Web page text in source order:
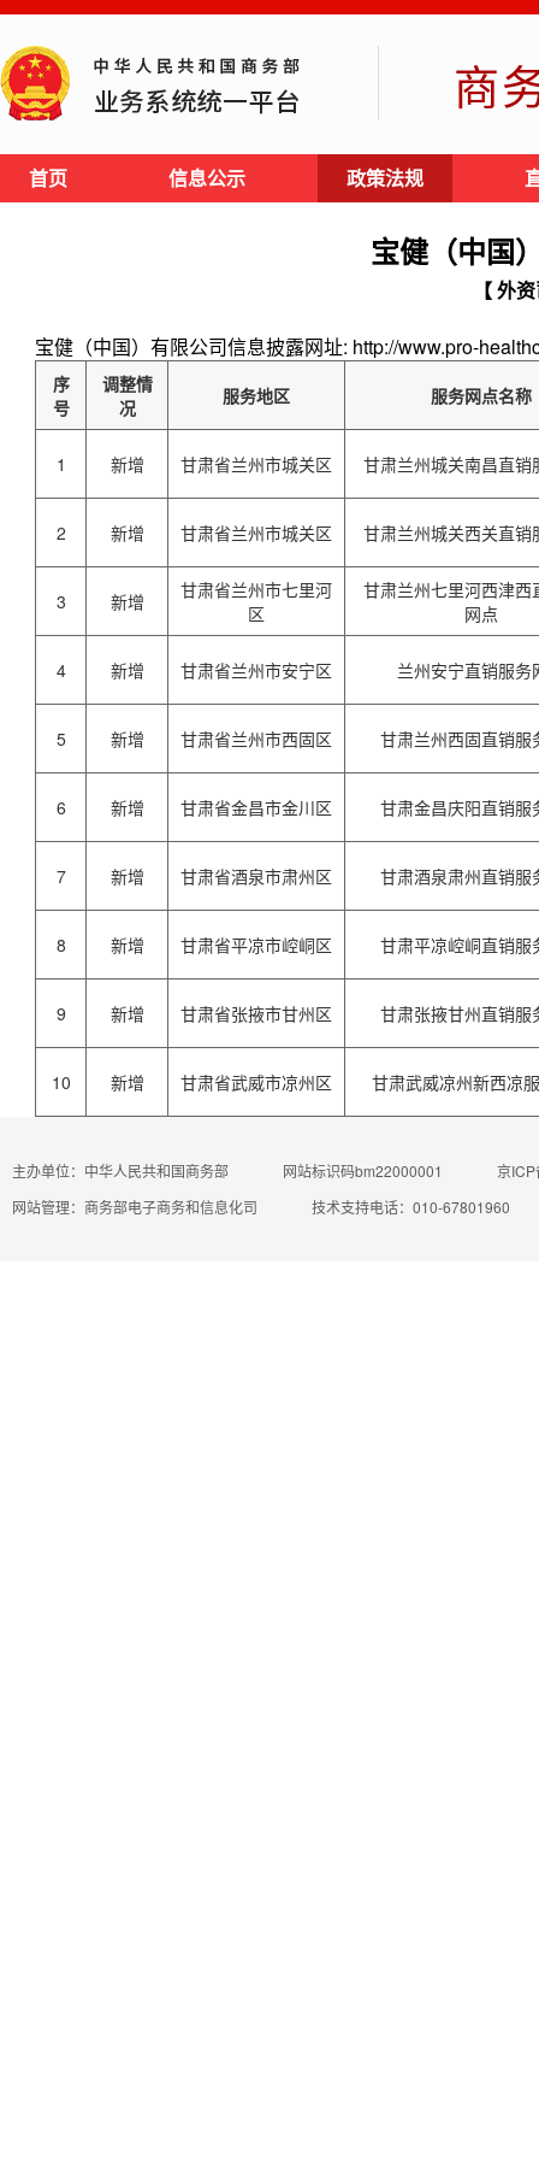
商
首页 信息公示 政策法规
宝健（中国
【 外
宝健（中国）有限公司信息披露网址: http://www.pro-
序
号
调整情
况
服务地区 服务网点名称
1 新增 甘肃省兰州市城关区 甘肃兰州城关南昌直销
2 新增 甘肃省兰州市城关区 甘肃兰州城关西关直销
3 新增
甘肃省兰州市七里河
区
甘肃兰州七里河西津西
网点
4 新增 甘肃省兰州市安宁区 兰州安宁直销服务
5 新增 甘肃省兰州市西固区 甘肃兰州西固直销服
6 新增 甘肃省金昌市金川区 甘肃金昌庆阳直销服
7 新增 甘肃省酒泉市肃州区 甘肃酒泉肃州直销服
8 新增 甘肃省平凉市崆峒区 甘肃平凉崆峒直销服
9 新增 甘肃省张掖市甘州区 甘肃张掖甘州直销服
10 新增 甘肃省武威市凉州区 甘肃武威凉州新西凉
主办单位：中华人民共和国商务部 网站标识码bm22000001
京
网站管理：商务部电子商务和信息化司
技术支持电话：010-67801960